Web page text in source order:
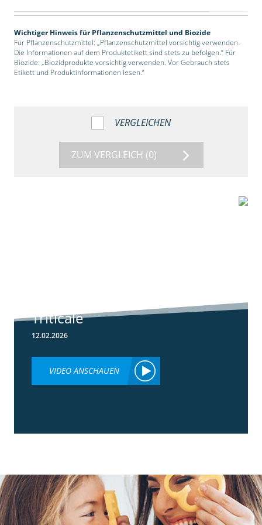
Wichtiger Hinweis für Pflanzenschutzmittel und Biozide
Für Pflanzenschutzmittel: „Pflanzenschutzmittel vorsichtig verwenden.
Die Informationen auf dem Produktetikett sind stets zu befolgen.“ Für
Biozide: „Biozidprodukte vorsichtig verwenden. Vor Gebrauch stets
Etikett und Produktinformationen lesen.“
VERGLEICHEN
ZUM VERGLEICH (0)
Triticale
12.02.2026
VIDEO ANSCHAUEN